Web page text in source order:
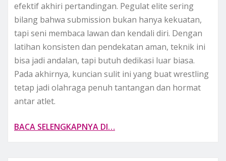
efektif akhiri pertandingan. Pegulat elite sering
bilang bahwa submission bukan hanya kekuatan,
tapi seni membaca lawan dan kendali diri. Dengan
latihan konsisten dan pendekatan aman, teknik ini
bisa jadi andalan, tapi butuh dedikasi luar biasa.
Pada akhirnya, kuncian sulit ini yang buat wrestling
tetap jadi olahraga penuh tantangan dan hormat
antar atlet.
BACA SELENGKAPNYA DI…